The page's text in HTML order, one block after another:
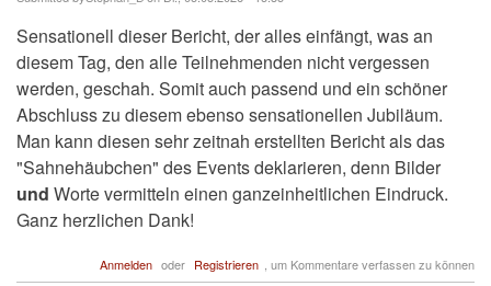
Sensationell dieser Bericht, der alles einfängt, was an
diesem Tag, den alle Teilnehmenden nicht vergessen
werden, geschah. Somit auch passend und ein schöner
Abschluss zu diesem ebenso sensationellen Jubiläum.
Man kann diesen sehr zeitnah erstellten Bericht als das
"Sahnehäubchen" des Events deklarieren, denn Bilder
und Worte vermitteln einen ganzeinheitlichen Eindruck.
Ganz herzlichen Dank!
Anmelden oder Registrieren , um Kommentare verfassen zu können